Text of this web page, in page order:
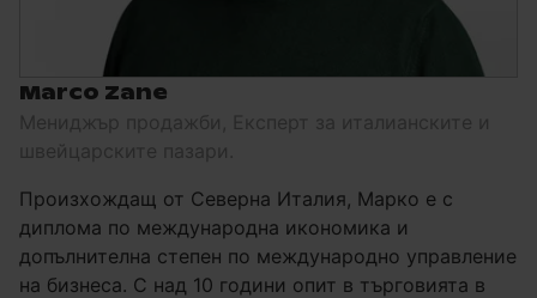
Marco Zane
Мениджър продажби, Експерт за италианските и
швейцарските пазари.
Произхождащ от Северна Италия, Марко е с
диплома по международна икономика и
допълнителна степен по международно управление
на бизнеса. С над 10 години опит в търговията в